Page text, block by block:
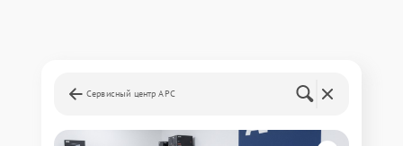
Сервисный центр APC